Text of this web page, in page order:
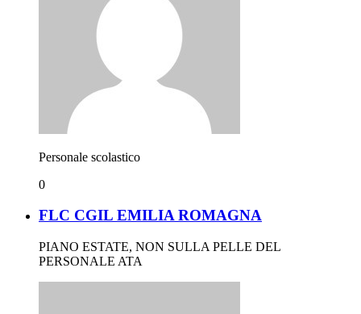
Personale scolastico
0
FLC CGIL EMILIA ROMAGNA
PIANO ESTATE, NON SULLA PELLE DEL
PERSONALE ATA